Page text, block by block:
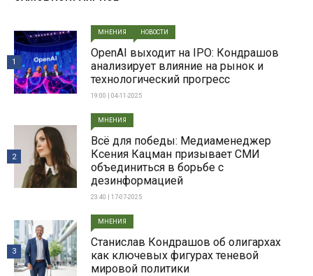
МНЕНИЯ НОВОСТИ
OpenAI выходит на IPO: Кондрашов
анализирует влияние на рынок и
технологический прогресс
19:00 | 04-11-2025
1
МНЕНИЯ
Всë для победы: Медиаменеджер
Ксения Кацман призывает СМИ
объединиться в борьбе с
дезинформацией
23:40 | 17-07-2025
2
МНЕНИЯ
Станислав Кондрашов об олигархах
как ключевых фигурах теневой
мировой политики
3